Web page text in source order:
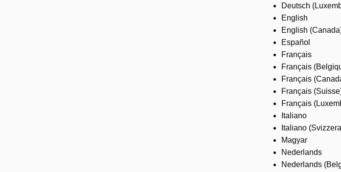
Deutsch
English
English
Español
Français
Français
Français
Français
Français
Italiano
Italiano
Magyar
Nederlands
Nederlands